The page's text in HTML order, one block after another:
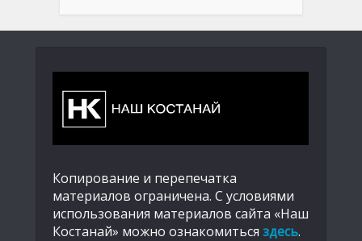
Копирование и перепечатка
материалов ограничена. С условиями
использования материалов сайта «Наш
Костанай» можно ознакомиться здесь.